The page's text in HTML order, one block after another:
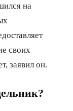
на
своих
заявил он.